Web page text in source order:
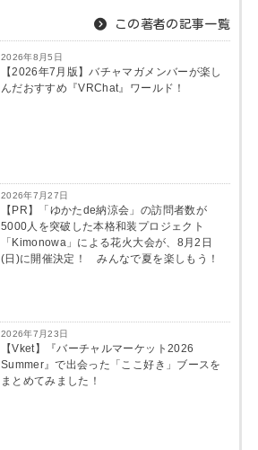
この著者の記事一覧
2026年8月5日
【2026年7月版】バチャマガメンバーが楽し
んだおすすめ『VRChat』ワールド！
2026年7月27日
【PR】「ゆかたde納涼会」の訪問者数が
5000人を突破した本格和装プロジェクト
「Kimonowa」による花火大会が、8月2日
(日)に開催決定！ みんなで夏を楽しもう！
2026年7月23日
【Vket】『バーチャルマーケット2026
Summer』で出会った「ここ好き」ブースを
まとめてみました！